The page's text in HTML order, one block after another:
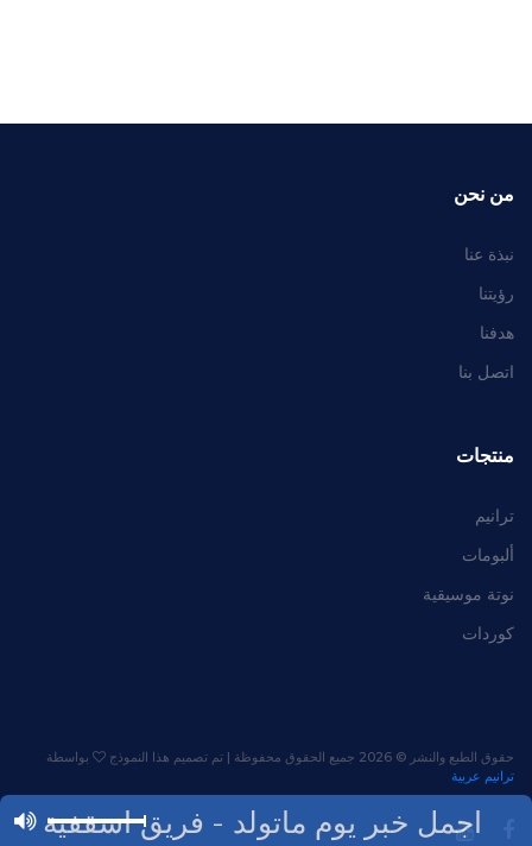
اجمل خبر يوم ماتولد - فريق اسقفية
من نحن
نبذة عنا
رؤيتنا
هدفنا
اتصل بنا
منتجات
ترانيم
ألبومات
نوتة موسيقية
كوردات
حقوق الطبع والنشر © 2026 جميع الحقوق محفوظة | تم تصميم هذا النموذج
بواسطة
ترانيم عربية